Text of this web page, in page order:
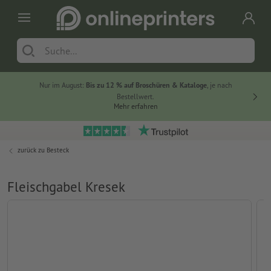
Nur im August: Bis zu 12 % auf Broschüren & Kataloge, je nach
Bestellwert.
Mehr erfahren
zurück zu Besteck
Fleischgabel Kresek